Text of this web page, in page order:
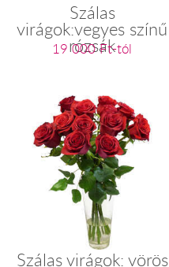
Szálas
virágok:vegyes színű
rózsák
19 000 Ft-tól
Szálas virágok: vörös